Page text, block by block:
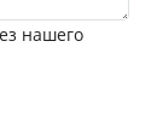
нашего